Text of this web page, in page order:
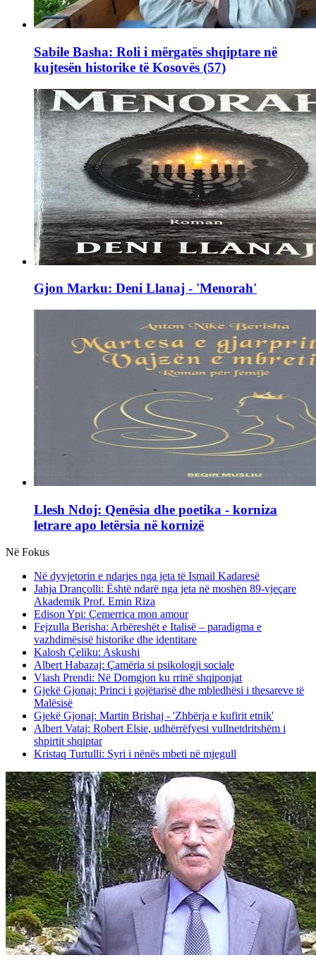
Sabile Basha: Roli i mërgatës shqiptare në
kujtesën historike të Kosovës (57)
Gjon Marku: Deni Llanaj - 'Menorah'
Llesh Ndoj: Qenësia dhe poetika - korniza
letrare apo letërsia në kornizë
Në Fokus
Në dyvjetorin e ndarjes nga jeta të Ismail Kadaresë
Jahja Drançolli: Është ndarë nga jeta në moshën 89-vjeçare
Akademik Prof. Emin Riza
Edison Ypi: Çemerrica mon amour
Fejzulla Berisha: Arbëreshët e Italisë – paradigma e
vazhdimësisë historike dhe identitare
Kalosh Çeliku: Askushi
Albert Habazaj: Çamëria si psikologji sociale
Vlash Prendi: Në Domgjon ku rrinë shqiponjat
Gjekë Gjonaj: Princi i gojëtarisë dhe mbledhësi i thesareve të
Malësisë
Gjekë Gjonaj: Martin Brishaj - 'Zhbërja e kufirit etnik'
Albert Vataj: Robert Elsie, udhërrëfyesi vullnetdritshëm i
shpirtit shqiptar
Kristaq Turtulli: Syri i nënës mbeti në mjegull